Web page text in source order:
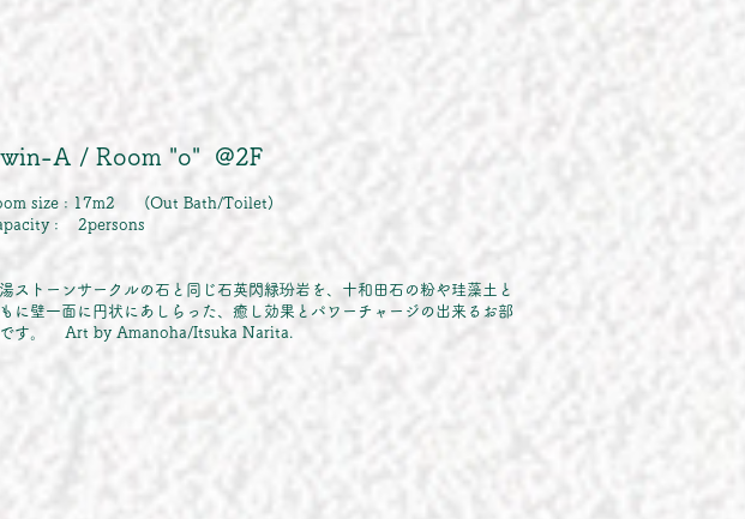
A / Room "o" @2F
size : 17m2 (Out Bath/Toilet)
: 2persons
ストーンサークルの石と同じ石英閃緑玢岩を、十和田石の粉や珪藻土と
に壁一面に円状にあしらった、癒し効果とパワーチャージの出来るお部
です。 Art by Amanoha/Itsuka Narita.